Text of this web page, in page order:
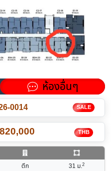
ห้องอื่นๆ
0014 SALE
THB
ตึก 31 ม.2